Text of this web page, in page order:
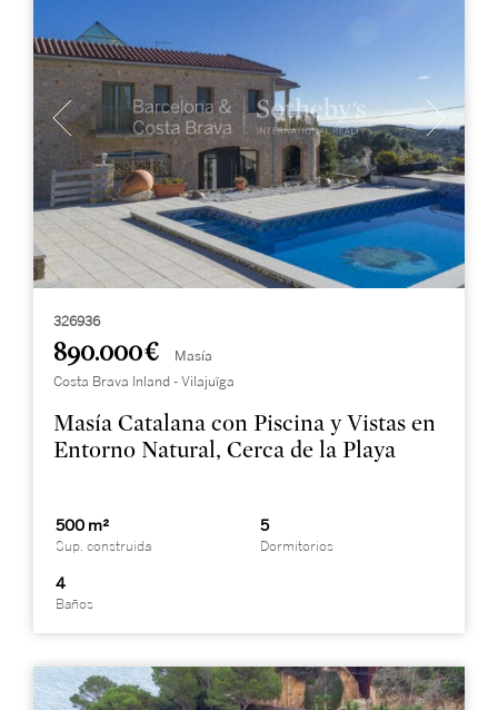
326936
890.000 € Masía
Costa Brava Inland - Vilajuïga
Masía Catalana con Piscina y Vistas en
Entorno Natural, Cerca de la Playa
500 m²
Sup. construida
5
Dormitorios
4
Baños